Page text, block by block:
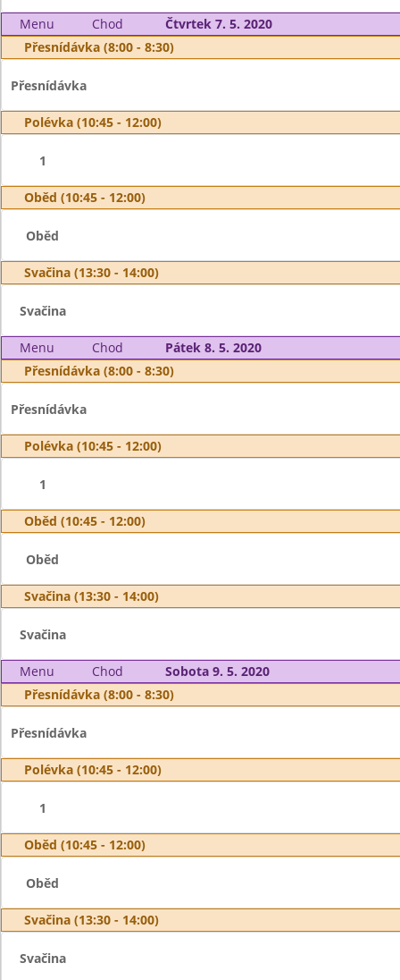
Menu Chod
Čtvrtek 7. 5. 2020
Přesnídávka (8:00 - 8:30)
Přesnídávka
Polévka (10:45 - 12:00)
1
Oběd (10:45 - 12:00)
Oběd
Svačina (13:30 - 14:00)
Svačina
Menu Chod
Pátek 8. 5. 2020
Přesnídávka (8:00 - 8:30)
Přesnídávka
Polévka (10:45 - 12:00)
1
Oběd (10:45 - 12:00)
Oběd
Svačina (13:30 - 14:00)
Svačina
Menu Chod
Sobota 9. 5. 2020
Přesnídávka (8:00 - 8:30)
Přesnídávka
Polévka (10:45 - 12:00)
1
Oběd (10:45 - 12:00)
Oběd
Svačina (13:30 - 14:00)
Svačina